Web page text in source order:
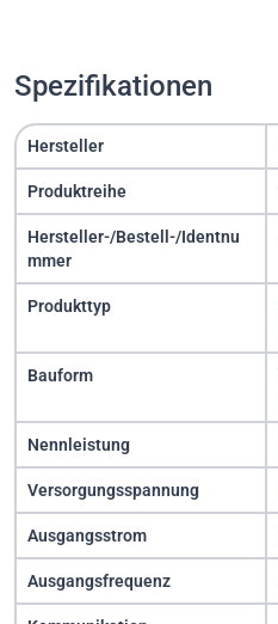
Spezifikationen
Hersteller
Produktreihe
Hersteller-/Bestell-/Identnu
mmer
Produkttyp
Bauform
Nennleistung
Versorgungsspannung
Ausgangsstrom
Ausgangsfrequenz